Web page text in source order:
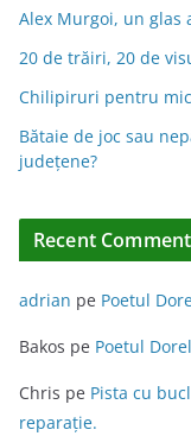
a
t
e
Alex Murgoi, un
20 de trăiri, 20 de
Chilipiruri pentru
Bătaie de joc sau
judeţene?
Recent
adrian pe Poetul
Bakos pe Poetul
Chris pe Pista cu
reparație.